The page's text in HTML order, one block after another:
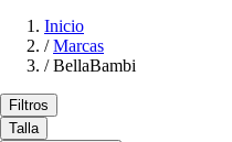
Inicio
/ Marcas
/ BellaBambi
Filtros
Talla